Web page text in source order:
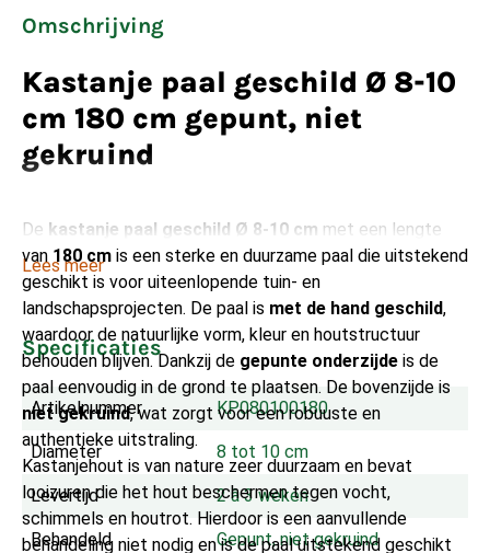
Omschrijving
Kastanje paal geschild Ø 8-10
cm 180 cm gepunt, niet
gekruind
De kastanje paal geschild Ø 8-10 cm met een lengte
van 180 cm is een sterke en duurzame paal die uitstekend
geschikt is voor uiteenlopende tuin- en
landschapsprojecten. De paal is met de hand geschild,
waardoor de natuurlijke vorm, kleur en houtstructuur
behouden blijven. Dankzij de gepunte onderzijde is de
paal eenvoudig in de grond te plaatsen. De bovenzijde is
niet gekruind, wat zorgt voor een robuuste en
authentieke uitstraling.
Kastanjehout is van nature zeer duurzaam en bevat
looizuren die het hout beschermen tegen vocht,
schimmels en houtrot. Hierdoor is een aanvullende
behandeling niet nodig en is de paal uitstekend geschikt
Lees meer
Specificaties
Artikelnummer KP080100180
Diameter 8 tot 10 cm
Levertijd 2 à 3 weken
Behandeld Gepunt, niet gekruind